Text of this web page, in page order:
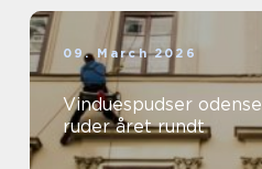
09. March 2026
Vinduespudser odense sådan får du rene
ruder året rundt